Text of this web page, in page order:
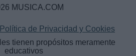
MUSICA.COM
Política de Privacidad y Cookies
tienen propósitos meramente
educativos